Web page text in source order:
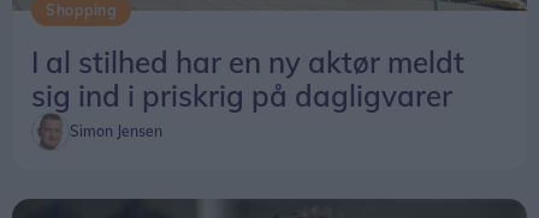
Shopping
I al stilhed har en ny aktør meldt
sig ind i priskrig på dagligvarer
Simon Jensen